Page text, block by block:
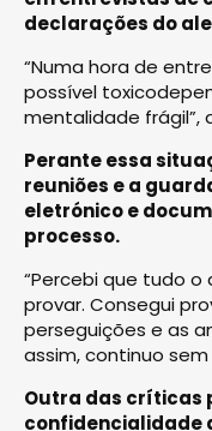
declarações do
“Numa hora de
possível
mentalidade frágil”,
Perante essa
reuniões e a
eletrónico e
processo.
“Percebi que tudo
provar. Consegui
perseguições e as
assim, continuo
Outra das críticas
confidencialidade